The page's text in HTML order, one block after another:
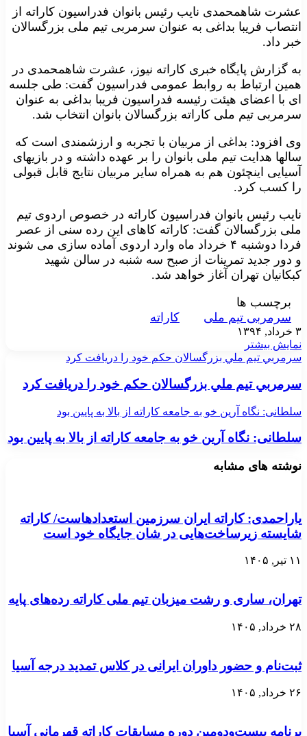
عشرت شاهمحمدی نایب رئیس بانوان فدراسیون کاراته از
انتصاب فریبا بداغی به عنوان سرمربی تیم ملی بزرگسالان
خبر داد.
به گزارش پایگاه خبری کاراته نیوز، عشرت شاهمحمدی در
همین ارتباط به روابط عمومی فدراسیون گفت: طی جلسه
ای با اعضای هیئت رئیسه فدراسیون فریبا بداغی به عنوان
سرمربی تیم ملی کاراته بزرگسالان بانوان انتخاب شد.
وی افزود: بداغی از مربیان با تجربه و ارزشمندی است که
سالها هدایت تیم ملی بانوان را بر عهده داشته و در بازیهای
آسیایی اینچئون هم به همراه سایر مربیان نتایج قابل قبولی
را کسب کرد.
نایب رئیس بانوان فدراسیون کاراته در خصوص اردوی تیم
ملی بزرگسالان گفت: کاراته کاهای این رده سنی از عصر
فردا دوشنبه ۴ خرداد ماه وارد اردوی آماده سازی می شوند
و دور جدید تمرینات از صبح سه شنبه در سالن شهید
کبکانیان تهران آغاز خواهد شد.
برچسب ها
سرمربی تیم ملی
کاراته
۳ خرداد, ۱۳۹۴
نمایش بیشتر
سرمربي تيم ملي بزرگسالان حكم خود را دريافت كرد
سرمربي تيم ملي بزرگسالان حكم خود را دريافت كرد
سلطانی: نگاه آرین خو به جامعه کاراته از بالا به پایین بود
سلطانی: نگاه آرین خو به جامعه کاراته از بالا به پایین بود
نوشته های مشابه
یاراحمدی: کاراته ایران سرزمین استعدادهاست/ کاراته
شایسته زیرساخت‌هایی در شان جایگاه خود است
۱۱ تیر, ۱۴۰۵
تهران، ساری و رشت میزبان تیم ملی کاراته رده‌های پایه
۲۸ خرداد, ۱۴۰۵
ثبت‌نام و حضور داوران ایرانی در کلاس تمدید درجه آسیا
۲۶ خرداد, ۱۴۰۵
برنامه بیست‌ودومین دوره مسابقات کاراته قهرمانی آسیا